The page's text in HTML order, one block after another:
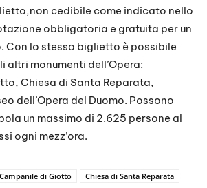
cedibile come indicato nello
obbligatoria e gratuita per un
Con lo stesso biglietto è possibile
altri monumenti dell’Opera:
Chiesa di Santa Reparata,
dell’Opera del Duomo. Possono
un massimo di 2.625 persone al
ogni mezz’ora.
Campanile di Giotto
Chiesa di Santa Reparata